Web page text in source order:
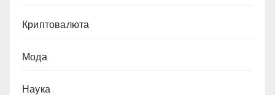
Криптовалюта
Мода
Наука